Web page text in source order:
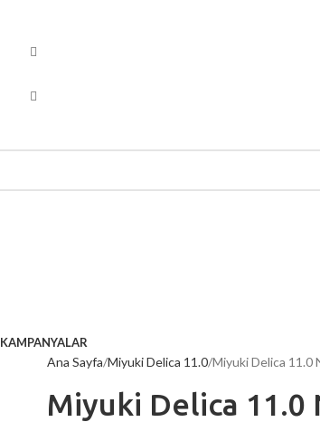
KAMPANYALAR
Ana Sayfa Miyuki Delica 11.0 Miyuki Delica 11.0
Miyuki Delica 11.0